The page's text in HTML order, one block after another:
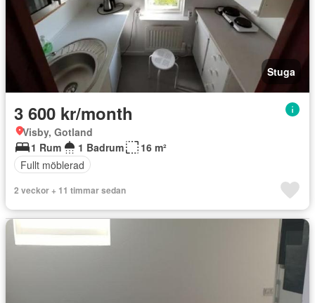
Stuga
3 600 kr/month
Visby, Gotland
1 Rum
1 Badrum
16 m²
Fullt möblerad
2 veckor + 11 timmar sedan